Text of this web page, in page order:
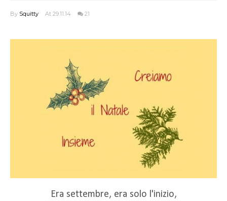
By Squitty At 29.11.14 21
Era settembre, era solo l'inizio,